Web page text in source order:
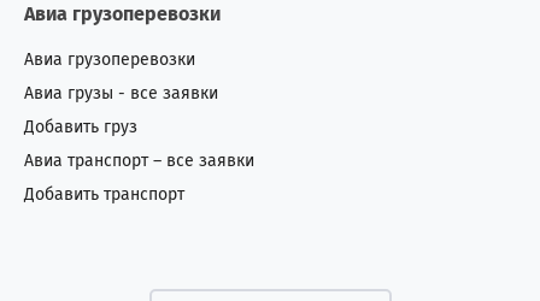
Авиа грузоперевозки
Авиа грузоперевозки
Авиа грузы - все заявки
Добавить груз
Авиа транспорт – все заявки
Добавить транспорт